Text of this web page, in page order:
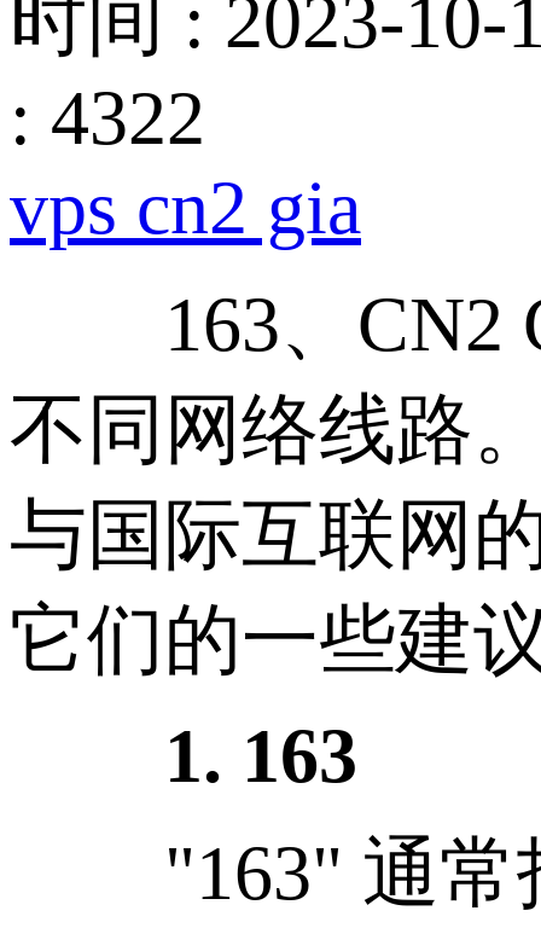
时间 : 2023-10-
: 4322
vps cn2 gia
163、CN2
不同网络线路
与国际互联网
它们的一些建
1. 163
"163" 通常指